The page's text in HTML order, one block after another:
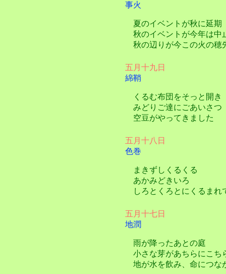
事火
夏のイベントが秋に延期
秋のイベントが今年は中
秋の辺りが今この火の穂
五月十九日
綿鞘
くるむ布団をそっと開き
みどりご達にごあいさつ
空豆がやってきました
五月十八日
色巻
まきずしくるくる
あかみどきいろ
しろとくろとにくるまれ
五月十七日
地潤
雨が降ったあとの庭
小さな芽があちらにこち
地が水を飲み、命につな